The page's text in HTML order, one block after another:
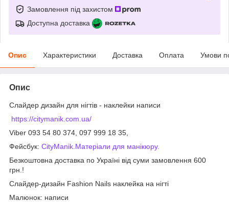
Замовлення під захистом
Доступна доставка
Опис Характеристики Доставка Оплата Умови
Опис
Слайдер дизайн для нігтів - наклейки написи
https://citymanik.com.ua/
Viber 093 54 80 374, 097 999 18 35,
Фейсбук: CityManik.Матеріали для манікюру.
Безкоштовна доставка по Україні від суми замовлення 600
грн.!
Слайдер-дизайн Fashion Nails наклейка на нігті
Малюнок: написи